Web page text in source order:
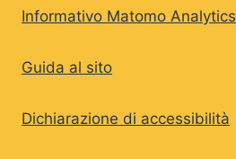
Informativo Matomo Analytics
Guida al sito
Dichiarazione di accessibilità